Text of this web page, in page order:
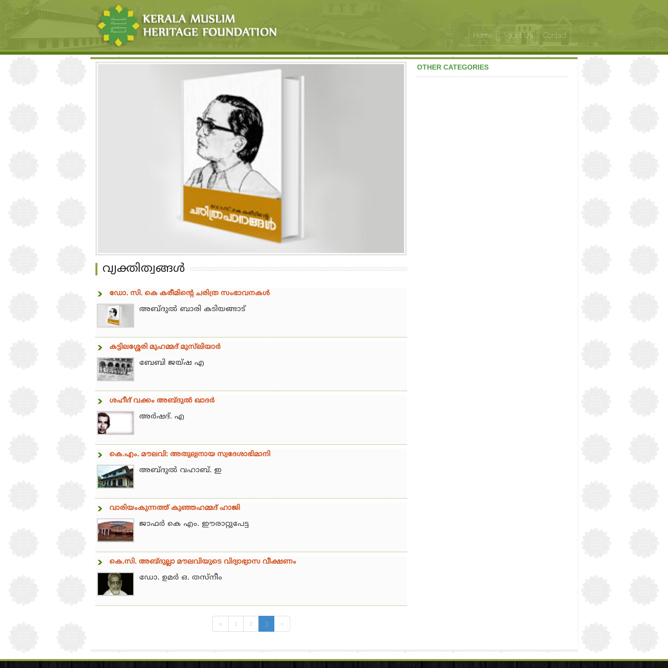
Home About Us Contact
വ്യക്തിത്വങ്ങള്‍
ഡോ. സി. കെ കരീമിന്റെ ചരിത്ര സംഭാവനകള്‍
അബ്ദുല്‍ ബാരി കടിയങ്ങാട്‌
കട്ടിലശ്ശേരി മുഹമ്മദ് മുസ്‌ലിയാര്‍
ബേബി ജയ്ഷ എ
ശഹീദ് വക്കം അബ്ദുല്‍ ഖാദര്‍
അര്‍ഷദ്. എ
കെ.എം. മൗലവി: അതുല്യനായ സ്വദേശാഭിമാനി
അബ്ദുല്‍ വഹാബ്. ഇ
വാരിയംകുന്നത്ത് കുഞ്ഞഹമ്മദ് ഹാജി
ജാഫര്‍ കെ എം. ഈരാറ്റുപേട്ട
കെ.സി. അബ്ദുല്ലാ മൗലവിയുടെ വിദ്യാഭ്യാസ വീക്ഷണം
ഡോ. ഉമര്‍ ഒ. തസ്‌നീം
« 1 2 3 »
OTHER CATEGORIES